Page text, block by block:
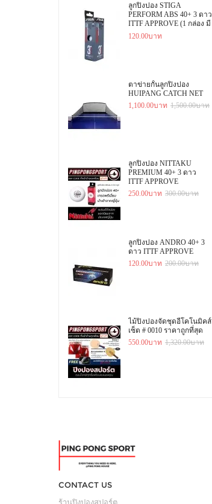
ลูกปิงปอง STIGA
PERFORM ABS 40+ 3 ดาว
ITTF APPROVE (1 กล่อง มี
3 ลูก)
120.00บาท
ตาข่ายกั้นลูกปิงปอง
HUIPANG CATCH NET
1,100.00บาท 1,500.00บาท
ลูกปิงปอง NITTAKU
PREMIUM 40+ 3 ดาว
ITTF APPROVE
250.00บาท 300.00บาท
ลูกปิงปอง ANDRO 40+ 3
ดาว ITTF APPROVE
120.00บาท 200.00บาท
ไม้ปิงปองจัดชุดอีโคโนมิคส์
เซ็ต # 0010 ราคาถูกที่สุด
550.00บาท 1,320.00บาท
CONTACT US